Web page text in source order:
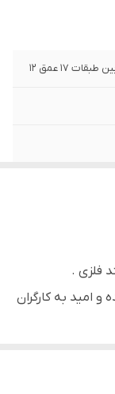
فلزی .
امید به کارگران